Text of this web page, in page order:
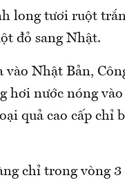
long tươi ruột
đỏ sang Nhật.
Nhật Bản,
hơi nước nóng
quả cao cấp chỉ
chỉ trong vòng 3